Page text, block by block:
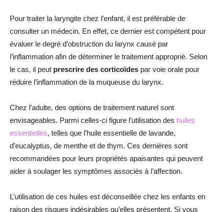
Pour traiter la laryngite chez l’enfant, il est préférable de
consulter un médecin. En effet, ce dernier est compétent pour
évaluer le degré d’obstruction du larynx causé par
l’inflammation afin de déterminer le traitement approprié. Selon
le cas, il peut prescrire des corticoïdes par voie orale pour
réduire l’inflammation de la muqueuse du larynx.
Chez l’adulte, des options de traitement naturel sont
envisageables. Parmi celles-ci figure l’utilisation des huiles
essentielles, telles que l’huile essentielle de lavande,
d’eucalyptus, de menthe et de thym. Ces dernières sont
recommandées pour leurs propriétés apaisantes qui peuvent
aider à soulager les symptômes associés à l’affection.
L’utilisation de ces huiles est déconseillée chez les enfants en
raison des risques indésirables qu’elles présentent. Si vous